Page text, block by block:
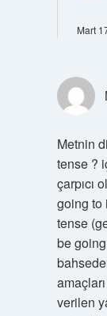
Mart
Metnin
tense ?
çarpıcı
going to
tense
be
verilen